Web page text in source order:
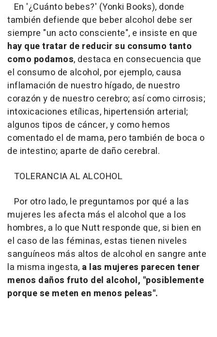
En '¿Cuánto bebes?' (Yonki Books), donde
también defiende que beber alcohol debe ser
siempre "un acto consciente", e insiste en que
hay que tratar de reducir su consumo tanto
como podamos, destaca en consecuencia que
el consumo de alcohol, por ejemplo, causa
inflamación de nuestro hígado, de nuestro
corazón y de nuestro cerebro; así como cirrosis;
intoxicaciones etílicas, hipertensión arterial;
algunos tipos de cáncer, y como hemos
comentado el de mama, pero también de boca o
de intestino; aparte de daño cerebral.
TOLERANCIA AL ALCOHOL
Por otro lado, le preguntamos por qué a las
mujeres les afecta más el alcohol que a los
hombres, a lo que Nutt responde que, si bien en
el caso de las féminas, estas tienen niveles
sanguíneos más altos de alcohol en sangre ante
la misma ingesta, a las mujeres parecen tener
menos daños fruto del alcohol, "posiblemente
porque se meten en menos peleas".